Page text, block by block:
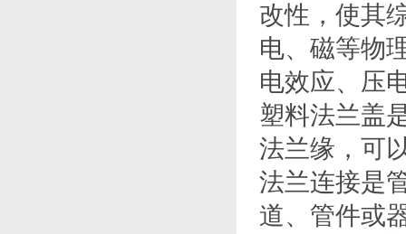
改性，使其
电、磁等物
电效应、压
塑料法兰盖
法兰缘，可
法兰连接是
道、管件或